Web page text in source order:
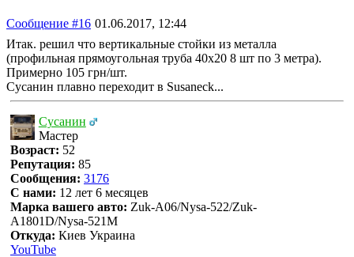
Сообщение #16 01.06.2017, 12:44
Итак. решил что вертикальные стойки из металла
(профильная прямоугольная труба 40х20 8 шт по 3 метра).
Примерно 105 грн/шт.
Сусанин плавно переходит в Susaneck...
Сусанин
Мастер
Возраст: 52
Репутация: 85
Сообщения: 3176
С нами: 12 лет 6 месяцев
Марка вашего авто: Zuk-A06/Nysa-522/Zuk-
A1801D/Nysa-521M
Откуда: Киев Украина
YouTube